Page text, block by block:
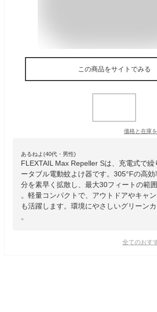
この商品をサイトでみる
価格と在庫を
あるねよ(40代・男性)
FLEXTAIL Max Repeller Sは、充電式で繰
ータブル電動蚊よけ器です。305°Fの高
分を素早く拡散し、最大30フィートの範
。軽量コンパクトで、アウトドアやキャ
も活躍します。環境にやさしいグリーン
。
全てのおす